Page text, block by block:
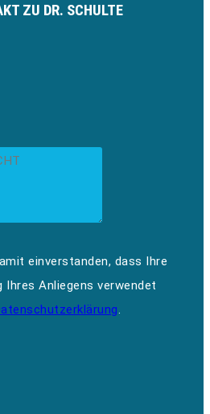
ZU DR. SCHULTE
einverstanden, dass Ihre
Ihres Anliegens verwendet
.